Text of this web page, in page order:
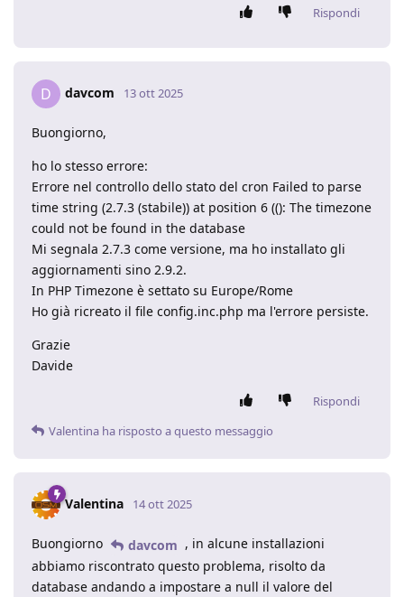
Rispondi
D davcom 13 ott 2025
Buongiorno,
ho lo stesso errore:
Errore nel controllo dello stato del cron Failed to parse
time string (2.7.3 (stabile)) at position 6 ((): The timezone
could not be found in the database
Mi segnala 2.7.3 come versione, ma ho installato gli
aggiornamenti sino 2.9.2.
In PHP Timezone è settato su Europe/Rome
Ho già ricreato il file config.inc.php ma l'errore persiste.
Grazie
Davide
Rispondi
Valentina ha risposto a questo messaggio
Valentina 14 ott 2025
Buongiorno davcom , in alcune installazioni
abbiamo riscontrato questo problema, risolto da
database andando a impostare a null il valore del